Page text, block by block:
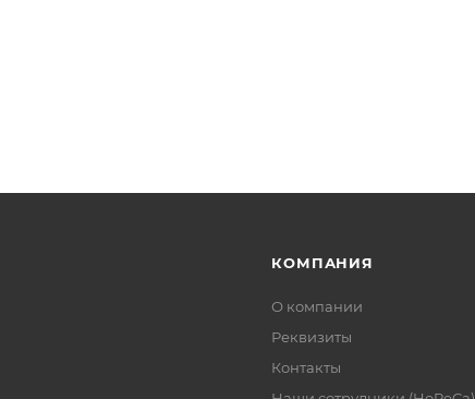
КОМПАНИЯ
О компании
Реквизиты
Контакты